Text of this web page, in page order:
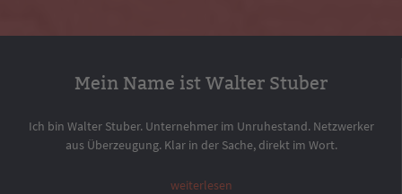
Mein Name ist Walter Stuber
Ich bin Walter Stuber. Unternehmer im Unruhestand. Netzwerker
aus Überzeugung. Klar in der Sache, direkt im Wort.
weiterlesen